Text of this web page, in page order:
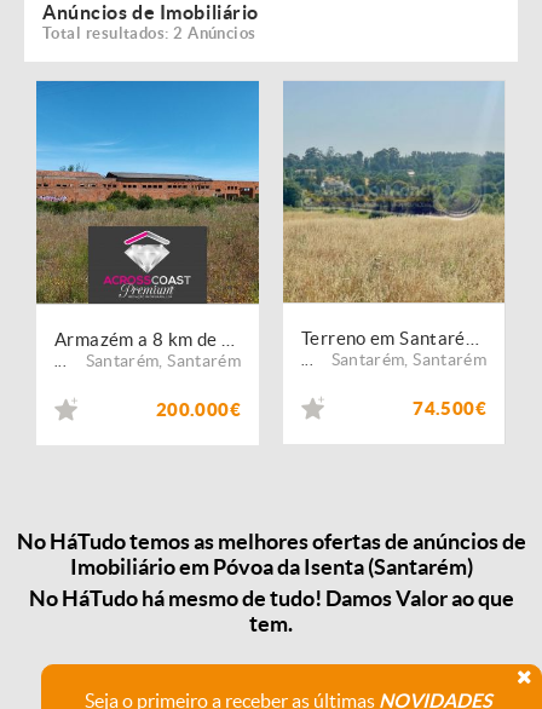
Anúncios de Imobiliário
Total resultados: 2 Anúncios
Santarém ,Santarém
200.000€
Santarém ,Santarém
74.500€
No HáTudo temos as melhores ofertas de anúncios de
Imobiliário em Póvoa da Isenta (Santarém)
No HáTudo há mesmo de tudo! Damos Valor ao que
tem.
Seja o primeiro a receber as últimas NOVIDADES